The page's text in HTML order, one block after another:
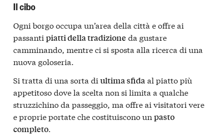
Il cibo
Ogni borgo occupa un’area della città e offre ai
passanti piatti della tradizione da gustare
camminando, mentre ci si sposta alla ricerca di una
nuova goloseria.
Si tratta di una sorta di ultima sfidaal piatto più
appetitoso dove la scelta non si limita a qualche
struzzichino da passeggio, ma offre ai visitatori vere
e proprie portate che costituiscono un pasto
completo.